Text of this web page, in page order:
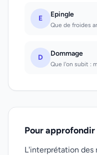
E Epingle
D Dommage
Pour approfondir
L'interprétation des